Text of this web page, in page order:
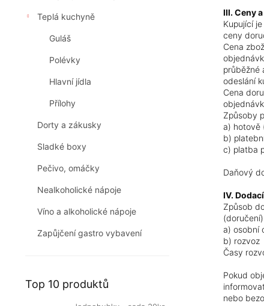
Teplá kuchyně
Guláš
Polévky
Hlavní jídla
Přílohy
Dorty a zákusky
Sladké boxy
Pečivo, omáčky
Nealkoholické nápoje
Víno a alkoholické nápoje
Zapůjčení gastro vybavení
Top 10 produktů
III. Ceny
Kupující
ceny
Cena
průběžné
odeslání
Cena
Způsoby
a) hotově
b)
c) platba
Daňový
IV.
Způsob
a) osobní
b) rozvoz
Časy
Pokud
nebo